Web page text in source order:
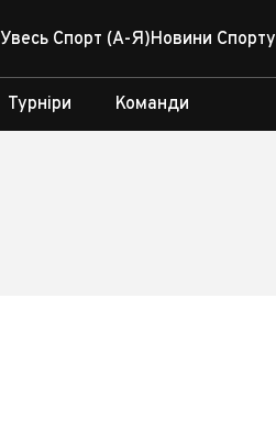
Увесь Спорт (А-Я)Новини Спорту
Турніри Команди